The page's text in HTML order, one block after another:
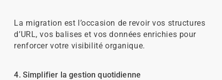
La migration est l’occasion de revoir vos structures
d’URL, vos balises et vos données enrichies pour
renforcer votre visibilité organique.
4. Simplifier la gestion quotidienne